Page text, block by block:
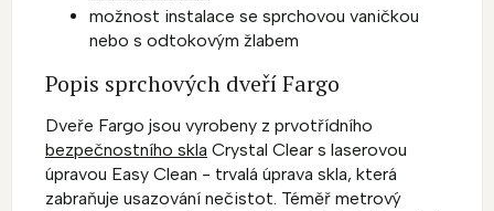
možnost instalace se sprchovou vaničkou
nebo s odtokovým žlabem
Popis sprchových dveří Fargo
Dveře Fargo jsou vyrobeny z prvotřídního
bezpečnostního skla Crystal Clear s laserovou
úpravou Easy Clean - trvalá úprava skla, která
zabraňuje usazování nečistot. Téměř metrový